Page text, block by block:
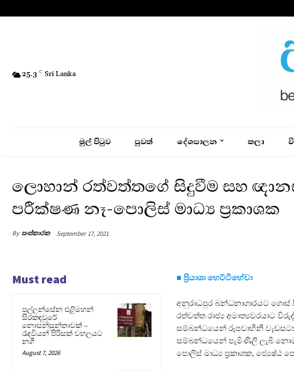
25.3 C Sri Lanka
මුල් පිටුව පුවත් දේශපාලන කලා
ලොහාන් රත්වත්තගේ සිදුවීම සහ
පරීක්ෂණ නෑ-පොලිස් මාධ්‍ය ප්‍රකාශක
By සංස්කාරක September 17, 2021
Must read
පල්ලන්සේන එළිමහන්
සිරකඳවුරේ
නොසන්සුන්තාවක් –
රැඳවියන් පිරිසක් වහලයට
නගී
August 7, 2026
■ ප්‍රියාශා හෙට්ටිහේවා
අනුරාධපුර බන්ධනාගාරයට
රත්වත්ත රාජ්‍ය අමාත්‍යවරයාට
සම්බන්ධයෙන් රූපවාහිනී
සම්බන්ධයෙන් පැමිණිලි ලැබී
පොලිස් මාධ්‍ය ප්‍රකාශක, ජ්‍යෙෂ්ඨ